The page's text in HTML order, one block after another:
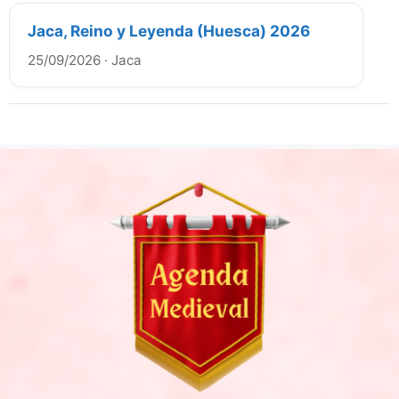
Jaca, Reino y Leyenda (Huesca) 2026
25/09/2026 · Jaca